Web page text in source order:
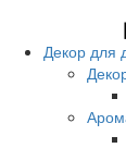
Декор для